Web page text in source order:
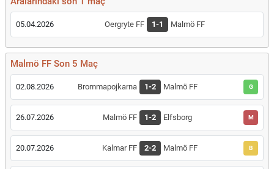
05.04.2026 Oergryte FF 1-1 Malmö FF
Malmö FF Son 5 Maç
02.08.2026 Brommapojkarna 1-2 Malmö FF G
26.07.2026 Malmö FF 1-2 Elfsborg M
20.07.2026 Kalmar FF 2-2 Malmö FF B